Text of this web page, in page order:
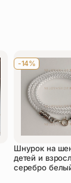
-14%
Шнурок на
детей и
серебро